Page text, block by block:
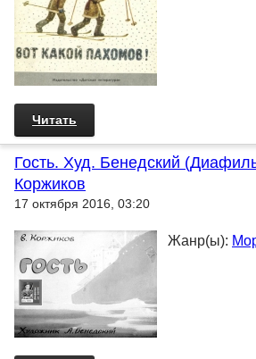
Читать
Гость. Худ. Бенедский
Коржиков
17 октября 2016, 03:20
Жанр(ы):